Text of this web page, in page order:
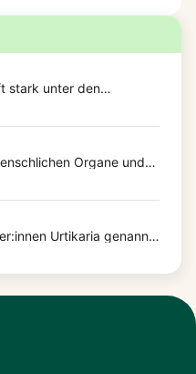
stark unter den
eine Entzündung der
Verstopfung der
Organe und
betroffen
sind dabei der
Pilzarten, die…
Urtikaria genannt,
der Haut, die in Form
Sie kann